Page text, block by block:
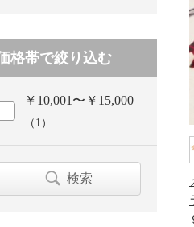
格帯で絞り込む
￥10,001〜￥15,000
（1）
検索